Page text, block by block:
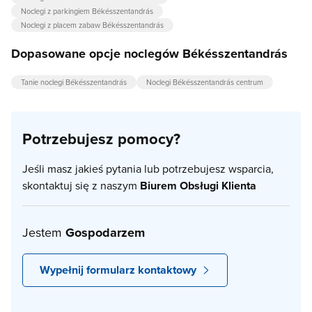
Noclegi z parkingiem Békésszentandrás
Noclegi z placem zabaw Békésszentandrás
Dopasowane opcje noclegów Békésszentandrás
Tanie noclegi Békésszentandrás Noclegi Békésszentandrás centrum
Potrzebujesz pomocy?
Jeśli masz jakieś pytania lub potrzebujesz wsparcia,
skontaktuj się z naszym Biurem Obsługi Klienta
Jestem Gospodarzem
Wypełnij formularz kontaktowy